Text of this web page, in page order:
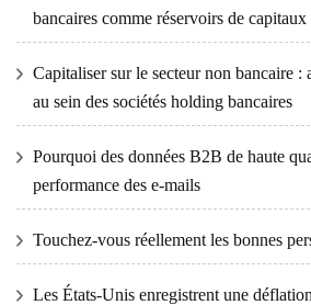
bancaires comme réservoirs de capitaux
Capitaliser sur le secteur non bancaire :
au sein des sociétés holding bancaires
Pourquoi des données B2B de haute
performance des e-mails
Touchez-vous réellement les bonnes
Les États-Unis enregistrent une